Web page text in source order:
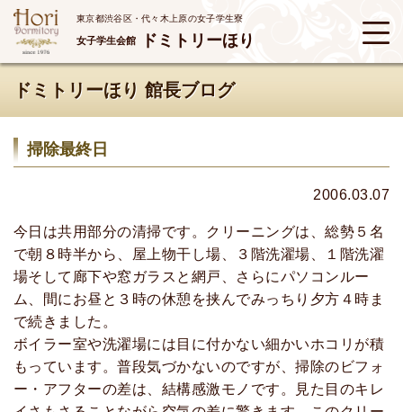
東京都渋谷区・代々木上原の女子学生寮
女子学生会館 ドミトリーほり
ドミトリーほり 館長ブログ
掃除最終日
2006.03.07
今日は共用部分の清掃です。クリーニングは、総勢５名
で朝８時半から、屋上物干し場、３階洗濯場、１階洗濯
場そして廊下や窓ガラスと網戸、さらにパソコンルー
ム、間にお昼と３時の休憩を挟んでみっちり夕方４時ま
で続きました。
ボイラー室や洗濯場には目に付かない細かいホコリが積
もっています。普段気づかないのですが、掃除のビフォ
ー・アフターの差は、結構感激モノです。見た目のキレ